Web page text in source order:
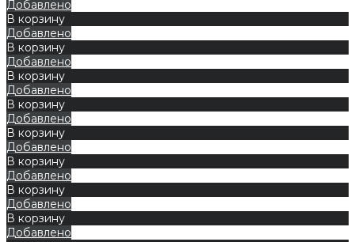
Добавлено
В корзину
Добавлено
В корзину
Добавлено
В корзину
Добавлено
В корзину
Добавлено
В корзину
Добавлено
В корзину
Добавлено
В корзину
Добавлено
В корзину
Добавлено